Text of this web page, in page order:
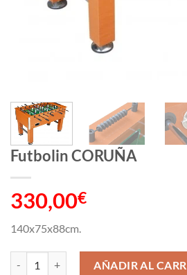
Futbolin CORUÑA
330,00€
140x75x88cm.
Futbolin CORUÑA cantidadAÑADIR AL